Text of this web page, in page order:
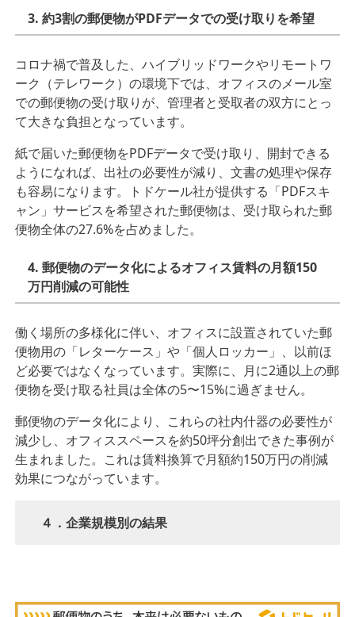
3. 約3割の郵便物がPDFデータでの受け取りを希望
コロナ禍で普及した、ハイブリッドワークやリモートワ
ーク（テレワーク）の環境下では、オフィスのメール室
での郵便物の受け取りが、管理者と受取者の双⽅にとっ
て⼤きな負担となっています。
紙で届いた郵便物をPDFデータで受け取り、開封できる
ようになれば、出社の必要性が減り、⽂書の処理や保存
も容易になります。トドケール社が提供する「PDFスキ
ャン」サービスを希望された郵便物は、受け取られた郵
便物全体の27.6%を占めました。
4. 郵便物のデータ化によるオフィス賃料の⽉額150
万円削減の可能性
働く場所の多様化に伴い、オフィスに設置されていた郵
便物⽤の「レターケース」や「個⼈ロッカー」、以前ほ
ど必要ではなくなっています。実際に、⽉に2通以上の郵
便物を受け取る社員は全体の5〜15%に過ぎません。
郵便物のデータ化により、これらの社内什器の必要性が
減少し、オフィススペースを約50坪分創出できた事例が
⽣まれました。これは賃料換算で⽉額約150万円の削減
効果につながっています。
４．企業規模別の結果